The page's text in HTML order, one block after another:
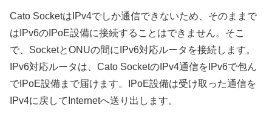
Cato SocketはIPv4でしか通信できないため、そのままで
はIPv6のIPoE設備に接続することはできません。そこ
で、SocketとONUの間にIPv6対応ルータを接続します。
IPv6対応ルータは、Cato SocketのIPv4通信をIPv6で包ん
でIPoE設備まで届けます。IPoE設備は受け取った通信を
IPv4に戻してInternetへ送り出します。